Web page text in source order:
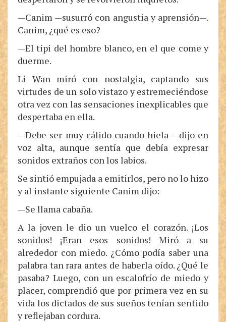
—Canim —susurró con angustia y aprensión—.
Canim, ¿qué es eso?
—El tipi del hombre blanco, en el que come y
duerme.
Li Wan miró con nostalgia, captando sus
virtudes de un solo vistazo y estremeciéndose
otra vez con las sensaciones inexplicables que
despertaba en ella.
—Debe ser muy cálido cuando hiela —dijo en
voz alta, aunque sentía que debía expresar
sonidos extraños con los labios.
Se sintió empujada a emitirlos, pero no lo hizo
y al instante siguiente Canim dijo:
—Se llama cabaña.
A la joven le dio un vuelco el corazón. ¡Los
sonidos! ¡Eran esos sonidos! Miró a su
alrededor con miedo. ¿Cómo podía saber una
palabra tan rara antes de haberla oído. ¿Qué le
pasaba? Luego, con un escalofrío de miedo y
placer, comprendió que por primera vez en su
vida los dictados de sus sueños tenían sentido
y reflejaban cordura.